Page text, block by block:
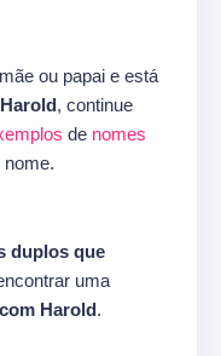
ou papai e está
, continue
de nomes
duplos que
uma
Harold.